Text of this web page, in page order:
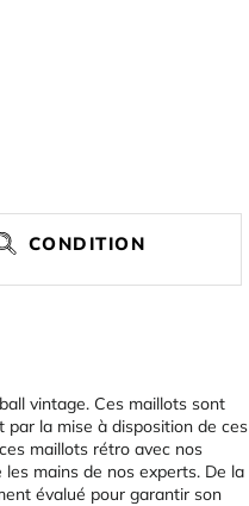
CONDITION
vintage. Ces maillots sont
par la mise à disposition de ces
maillots rétro avec nos
mains de nos experts. De la
évalué pour garantir son